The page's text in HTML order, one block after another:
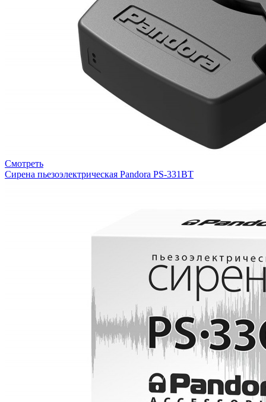
Смотреть
Сирена пьезоэлектрическая Pandora PS-331BT